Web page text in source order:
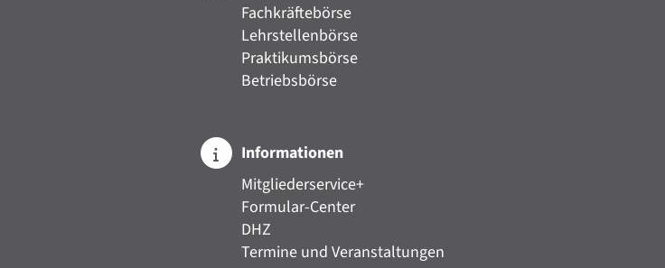
Fachkräftebörse
Lehrstellenbörse
Praktikumsbörse
Betriebsbörse
Informationen
Mitgliederservice+
Formular-Center
DHZ
Termine und Veranstaltungen